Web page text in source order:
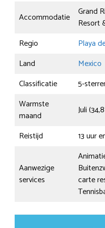
Accommodatie
Grand
Resort
Regio
Playa
Land
Mexico
Classificatie
5-
Warmste
maand
Juli
Reistijd
13 uur
Aanwezige
services
carte